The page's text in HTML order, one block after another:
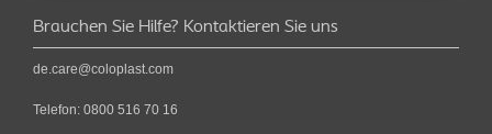
Brauchen Sie Hilfe? Kontaktieren Sie uns
de.care@coloplast.com
Telefon: 0800 516 70 16